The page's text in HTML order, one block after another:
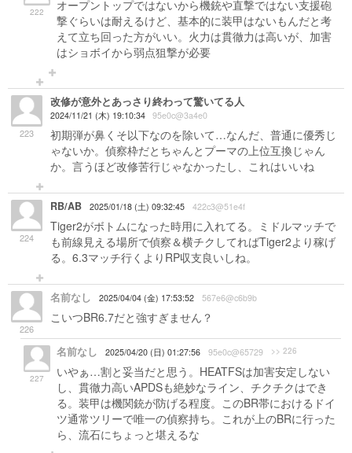
222
オープントップではないから機銃や直撃ではない支援砲
撃ぐらいは耐えるけど、基本的に装甲はないもんだと考
えて立ち回った方がいい。火力は貫徹力は高いが、加害
はショボイから弱点狙撃が必要
223
改修が意外とあっさり終わって驚いてる人
2024/11/21 (木) 19:10:34 95e0c@3a4e0
初期弾が鼻くそ以下なのを除いて…なんだ、普通に優秀じ
ゃないか。偵察枠だとちゃんとプーマの上位互換じゃん
か。言うほど改修苦行じゃなかったし、これはいいね
224
RB/AB 2025/01/18 (土) 09:32:45 422c3@51e4f
Tiger2がボトムになった時用に入れてる。ミドルマッチで
も前線見える場所で偵察＆横チクしてればTiger2より稼げ
る。6.3マッチ行くよりRP収支良いしね。
226
名前なし 2025/04/04 (金) 17:53:52 567e6@c6b9b
こいつBR6.7だと強すぎません？
227
名前なし 2025/04/20 (日) 01:27:56 95e0c@65729 >> 226
いやぁ…割と妥当だと思う。HEATFSは加害安定しない
し、貫徹力高いAPDSも絶妙なライン、チクチクはでき
る。装甲は機関銃が防げる程度。このBR帯におけるドイ
ツ通常ツリーで唯一の偵察持ち。これが上のBRに行った
ら、流石にちょっと堪えるな